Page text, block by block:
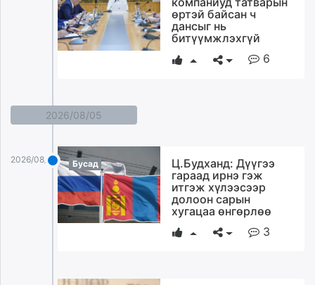
Livetv.mn
eagle.mn
zarig.mn
today.mn
mminfo.mn
ugluu.mn
өртэй байсан ч
дансыг нь
битүүмжлэхгүй
6
2026/08/05
2026/08/05 Бусад
Ц.Будханд: Дүүгээ
гараад ирнэ гэж
итгэж хүлээсээр
долоон сарын
хугацаа өнгөрлөө
3